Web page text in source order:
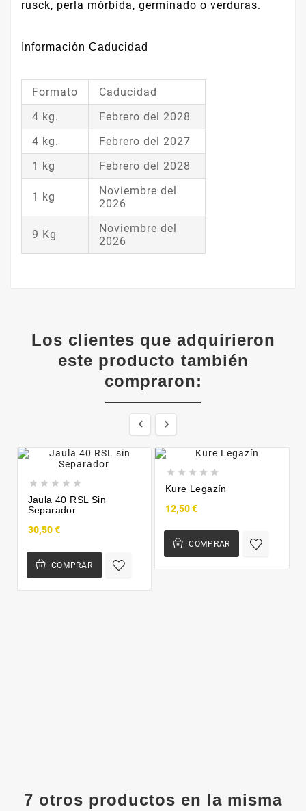
rusck, perla mórbida, germinado o verduras.
Información Caducidad
Formato
Caducidad
4 kg.
Febrero del 2028
4 kg.
Febrero del 2027
1 kg
Febrero del 2028
1 kg
Noviembre del
2026
9 Kg
Noviembre del
2026
Los clientes que adquirieron
este producto también
compraron:
 
    
Jaula 40 RSL Sin
Separador
30,50 €
COMPRAR
    
Kure Legazín
12,50 €
COMPRAR
7 otros productos en la misma